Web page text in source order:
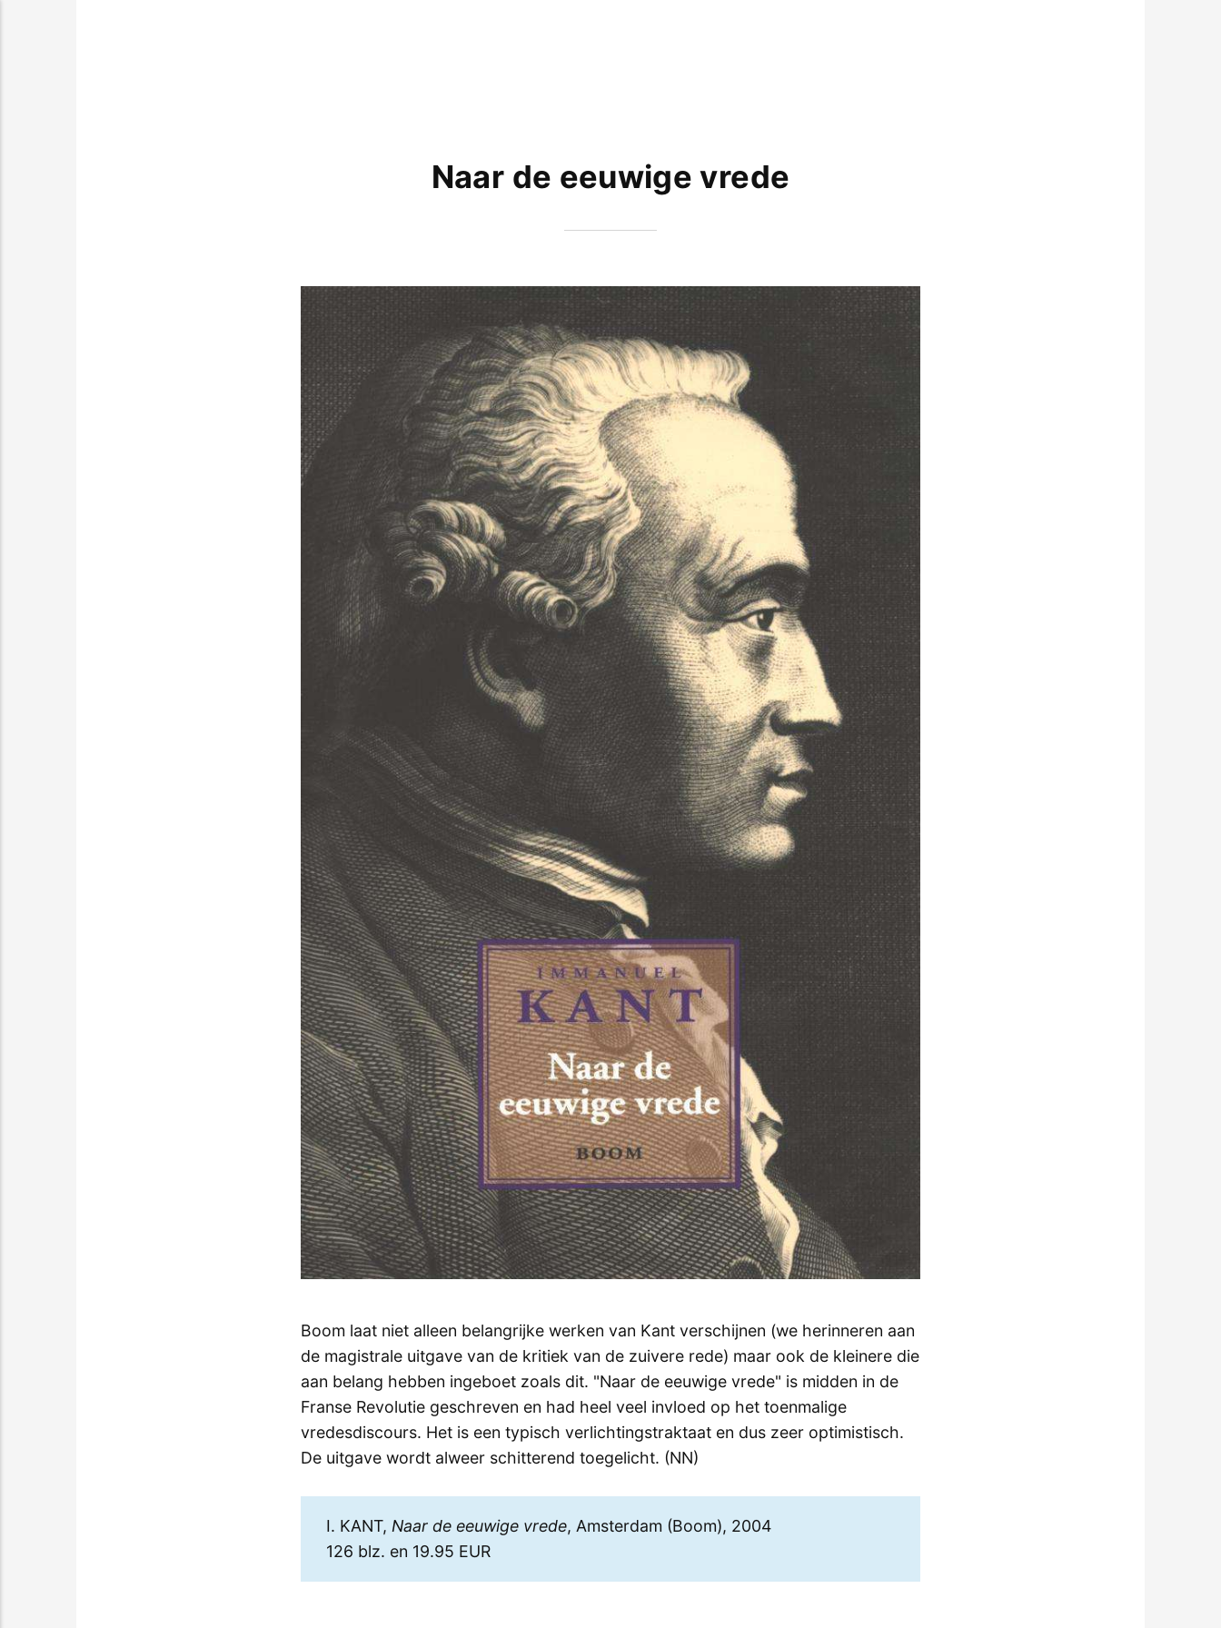
Naar de eeuwige vrede
Boom laat niet alleen belangrijke werken van Kant verschijnen (we herinneren aan
de magistrale uitgave van de kritiek van de zuivere rede) maar ook de kleinere die
aan belang hebben ingeboet zoals dit. "Naar de eeuwige vrede" is midden in de
Franse Revolutie geschreven en had heel veel invloed op het toenmalige
vredesdiscours. Het is een typisch verlichtingstraktaat en dus zeer optimistisch.
De uitgave wordt alweer schitterend toegelicht. (NN)
I. KANT, Naar de eeuwige vrede, Amsterdam (Boom), 2004
126 blz. en 19.95 EUR